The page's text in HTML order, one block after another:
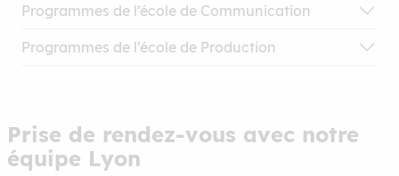
Mastère Pro Journalisme
Validation des Acquis de l’Expérience (VAE) en
Journalisme
Programmes de l’école de Communication
Mastère Pro Communication
Programmes de l’école de Production
Prise de rendez-vous avec notre
équipe Lyon